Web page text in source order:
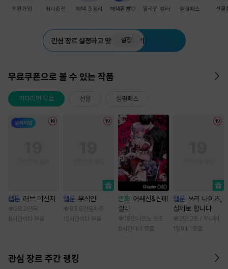
회원가입 머니충전 혜택 총정리 혜택몰빵💘 밀리언 셀러 점핑패스 선물
관심 장르 설정하고 맞춤 추천 받기
설정
무료쿠폰으로 볼 수 있는 작품
기다리면 무료 선물 점핑패스
웹툰 러브 메신저
28.2만 딱
8시간마다 무료
웹툰 부식인
93.8만 임애주
12시간마다 무료
만화 어쌔신&신데
렐라
18만 나츠노 유조
6시간마다 무료
웹툰 쓰리 나이츠,
실제로 합니다
2만 고토 / 두나래
1일마다 무료
관심 장르 주간 랭킹